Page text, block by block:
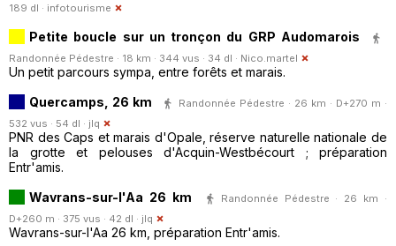
189 dl · infotourisme
Petite boucle sur un tronçon du GRP Audomarois
Randonnée Pédestre · 18 km · 344 vus · 34 dl · Nico.martel
Un petit parcours sympa, entre forêts et marais.
Quercamps, 26 km
Randonnée Pédestre · 26 km · D+270 m ·
532 vus · 54 dl · jlq
PNR des Caps et marais d'Opale, réserve naturelle nationale de
la grotte et pelouses d'Acquin-Westbécourt ; préparation
Entr'amis.
Wavrans-sur-l'Aa 26 km
Randonnée Pédestre · 26 km ·
D+260 m · 375 vus · 42 dl · jlq
Wavrans-sur-l'Aa 26 km, préparation Entr'amis.